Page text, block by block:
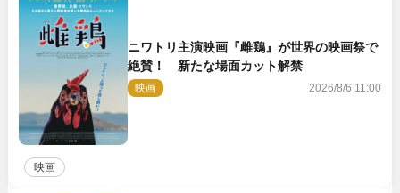
ニワトリ主演映画『雌鶏』が世界の映画祭で
絶賛！ 新たな場面カット解禁
映画 2026/8/6 11:00
映画